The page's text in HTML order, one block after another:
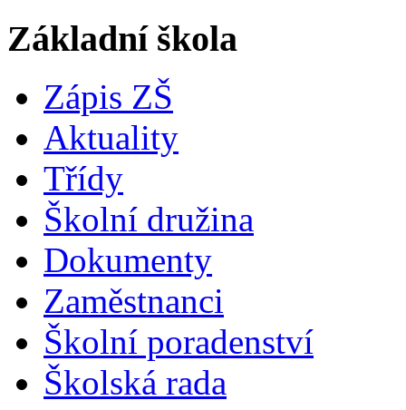
Základní škola
Zápis ZŠ
Aktuality
Třídy
Školní družina
Dokumenty
Zaměstnanci
Školní poradenství
Školská rada